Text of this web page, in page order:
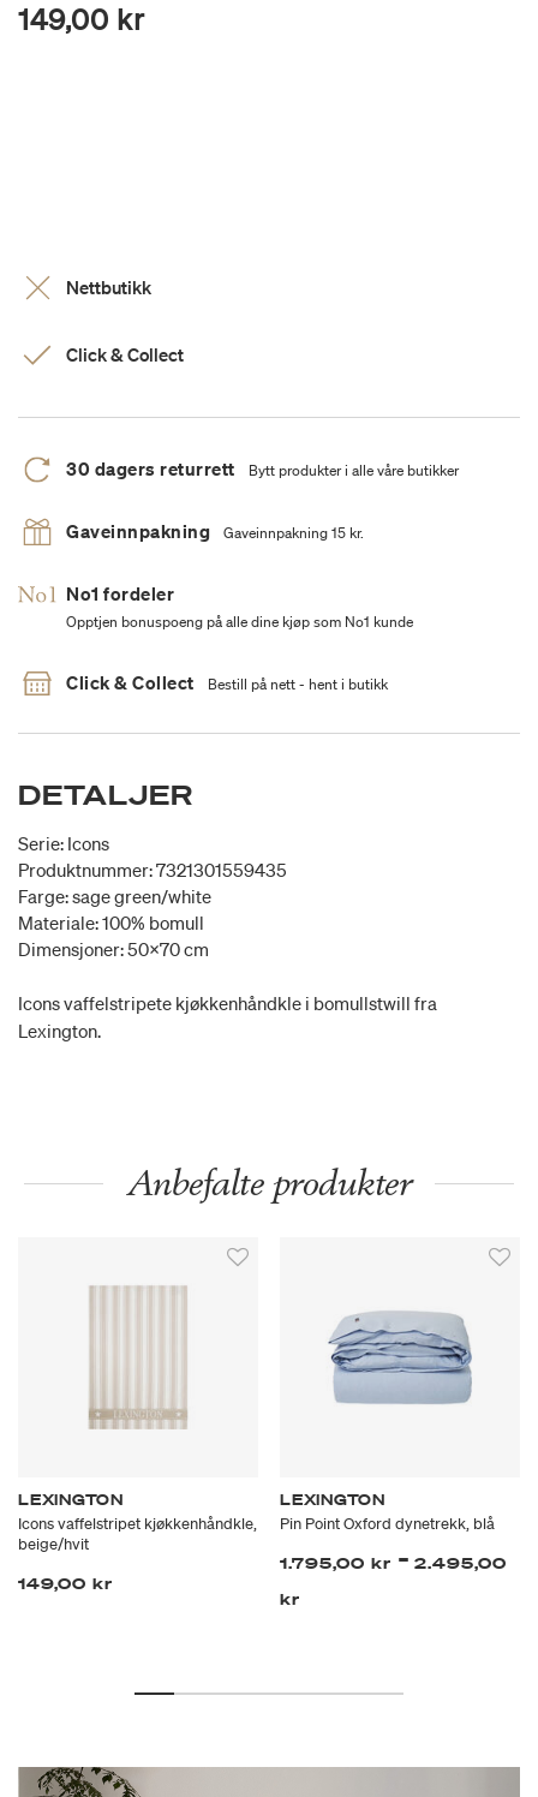
149,00 kr
Nettbutikk
Click & Collect
30 dagers returrett Bytt produkter i alle våre butikker
Gaveinnpakning Gaveinnpakning 15 kr.
No1 fordeler
Opptjen bonuspoeng på alle dine kjøp som No1 kunde
Click & Collect Bestill på nett - hent i butikk
DETALJER
Serie: Icons
Produktnummer: 7321301559435
Farge: sage green/white
Materiale: 100% bomull
Dimensjoner: 50x70 cm
Icons vaffelstripete kjøkkenhåndkle i bomullstwill fra
Lexington.
Anbefalte produkter
LEXINGTON
Icons vaffelstripet kjøkkenhåndkle,
beige/hvit
149,00 kr
LEXINGTON
Pin Point Oxford dynetrekk, blå
1.795,00 kr - 2.495,00
kr